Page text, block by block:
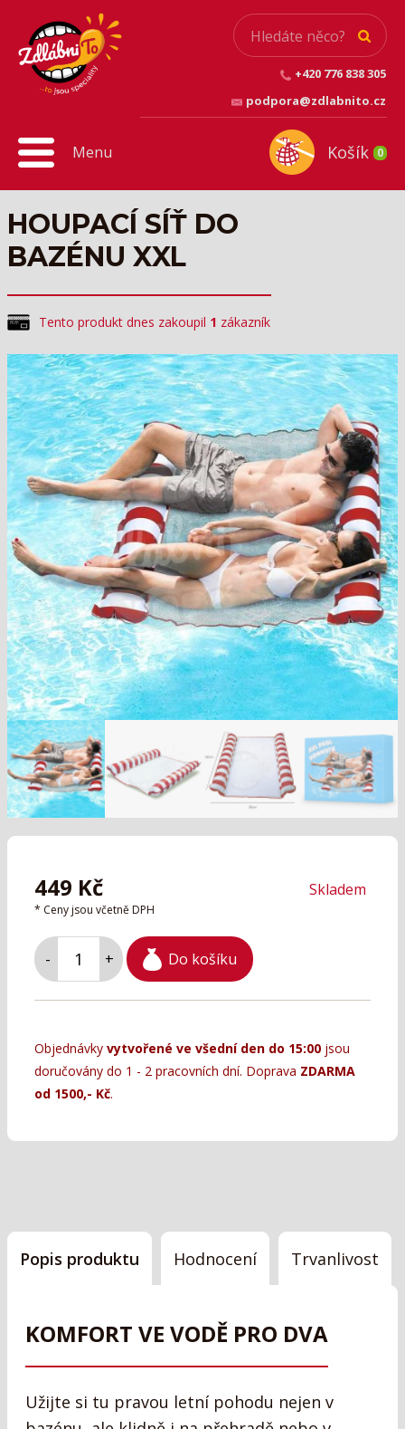
+420 776 838 305
podpora@zdlabnito.cz
Košík 0
Menu
HOUPACÍ SÍŤ DO
BAZÉNU XXL
Tento produkt dnes zakoupil 1 zákazník
449 Kč
* Ceny jsou včetně DPH
Skladem
- + Do košíku
Objednávky vytvořené ve všední den do 15:00 jsou
doručovány do 1 - 2 pracovních dní. Doprava ZDARMA
od 1500,- Kč.
Popis produktu Hodnocení Trvanlivost
KOMFORT VE VODĚ PRO DVA
Užijte si tu pravou letní pohodu nejen v